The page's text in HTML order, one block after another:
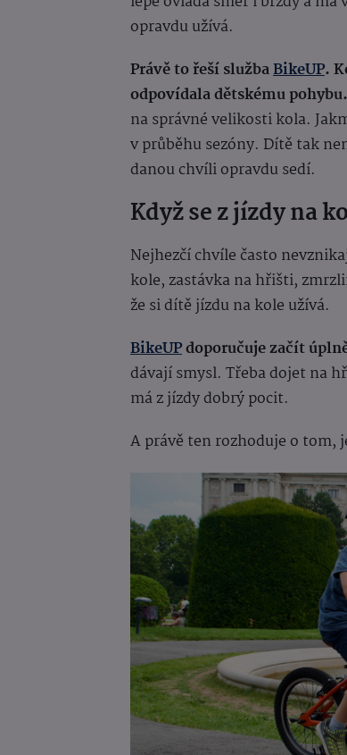
opravdu užívá.
Právě to řeší službaBikeUP.
odpovídala dětskému pohybu.
na správné velikosti kola.
v průběhu sezóny. Dítě tak
danou chvíli opravdu sedí.
Když se z jízdy na
Nejhezčí chvíle často
kole, zastávka na hřišti,
že si dítě jízdu na kole užívá.
BikeUPdoporučuje začít
dávají smysl. Třeba dojet na
má z jízdy dobrý pocit.
A právě ten rozhoduje o tom,